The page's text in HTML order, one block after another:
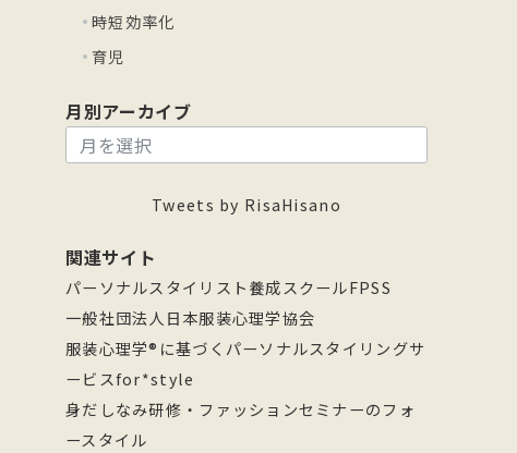
時短効率化
育児
月別アーカイブ
カ
イ
ブ
Tweets by RisaHisano
関連サイト
パーソナルスタイリスト養成スクールFPSS
一般社団法人日本服装心理学協会
服装心理学®に基づくパーソナルスタイリングサ
ービスfor*style
身だしなみ研修・ファッションセミナーのフォ
ースタイル